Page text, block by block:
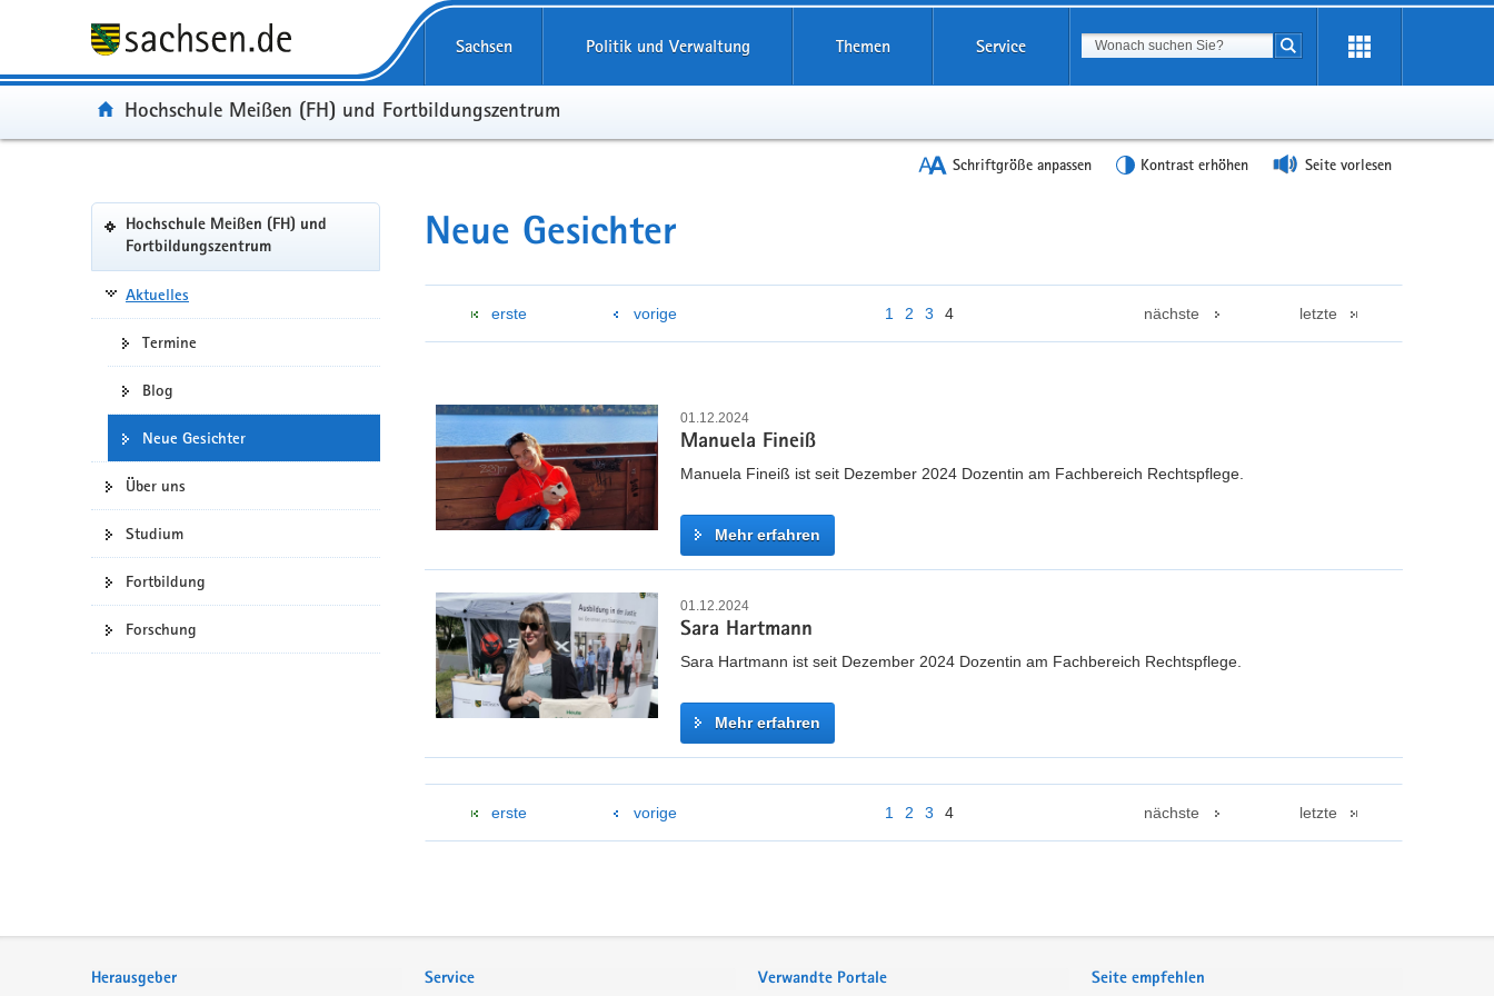
Sachsen Politik und Verwaltung Themen Service Suchbegriff
Suche starten
Portal:
Hochschule Meißen (FH) und Fortbildungszentrum
Schriftgröße anpassen Kontrast erhöhen Seite vorlesen
Portalnavigation
Hochschule Meißen (FH) und
Fortbildungszentrum(in
eigenes
Aktuelles
Termine
Blog
Neue Gesichter
Über uns
Studium
Fortbildung
Forschung
Neue Gesichter
erste vorige 1 2 3 4 nächste letzte
01.12.2024
Manuela Fineiß
Manuela Fineiß ist seit Dezember 2024 Dozentin am Fachbereich Rechtspflege.
Mehr erfahren
a
n
u
l
F
i
01.12.2024
Sara Hartmann
Sara Hartmann ist seit Dezember 2024 Dozentin am Fachbereich Rechtspflege.
Mehr erfahren
a
erste vorige 1 2 3 4 nächste letzte
Herausgeber Service Verwandte Portale Seite empfehlen